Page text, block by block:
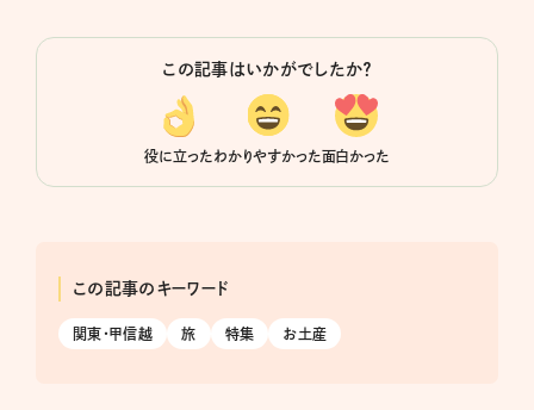
この記事はいかがでしたか？
役に立ったわかりやすかった面白かった
この記事のキーワード
関東・甲信越 旅 特集 お土産